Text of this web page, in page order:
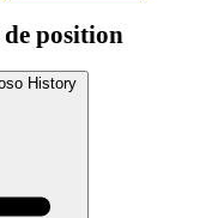
de position
History